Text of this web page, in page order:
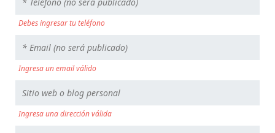
Debes ingresar tu teléfono
Ingresa un email válido
Ingresa una dirección válida